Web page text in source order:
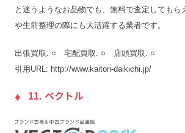
と迷うようなお品物でも、無料で査定してもら
や生前整理の際にも大活躍する業者です。
出張買取: ○ 宅配買取: ○ 店頭買取: ○
引用URL: http://www.kaitori-daikichi.jp/
11. ベクトル